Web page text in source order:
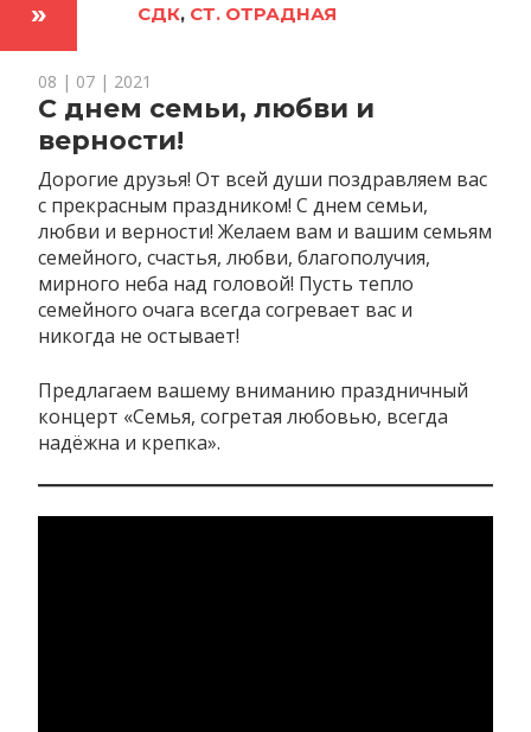
СДК, СТ. ОТРАДНАЯ
08 | 07 | 2021
С днем семьи, любви и
верности!
Дорогие друзья! От всей души поздравляем вас
с прекрасным праздником! С днем семьи,
любви и верности! Желаем вам и вашим семьям
семейного, счастья, любви, благополучия,
мирного неба над головой! Пусть тепло
семейного очага всегда согревает вас и
никогда не остывает!
Предлагаем вашему вниманию праздничный
концерт «Семья, согретая любовью, всегда
надёжна и крепка».